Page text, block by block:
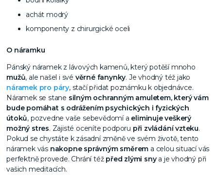
achát modrý
komponenty z chirurgické oceli
O náramku
Pánský náramek z lávových kamenů, který potěší mnoho
mužů, ale našel i své věrné fanynky. Je vhodný též jako
náramek pro páry, stačí přidat poznámku k objednávce.
Náramek se stane silným ochranným amuletem, který vám
bude pomáhat s odrážením psychických i fyzických
útoků, pozvedne vaše sebevědomí a eliminuje veškerý
možný stres. Zajisté oceníte podporu při zvládání vzteku.
Pokud se chystáte k zásadní změně ve svém životě, tento
náramek vás nakopne správným směrem a celou situací vás
perfektně provede. Chrání též před zlými snya je vhodný při
vašich meditacích.